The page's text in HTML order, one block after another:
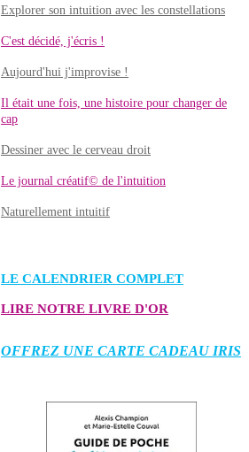
Explorer son intuition avec les constellations
C'est décidé, j'écris !
Aujourd'hui j'improvise !
Il était une fois, une histoire pour changer de
cap
Dessiner avec le cerveau droit
Le journal créatif© de l'intuition
Naturellement intuitif
LE CALENDRIER COMPLET
LIRE NOTRE LIVRE D'OR
OFFREZ UNE CARTE CADEAU IRIS